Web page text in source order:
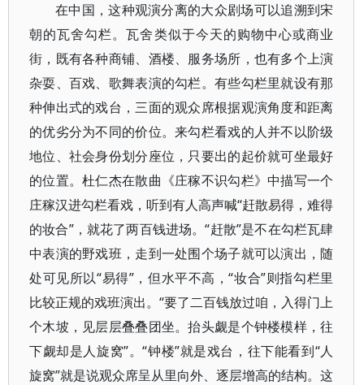
在中国，这种观演分离的大众剧场可以追溯到宋
朝的瓦舍勾栏。瓦舍类似于今天的购物中心或商业
街，既有各种商铺、酒楼、服务场所，也有多个上演
杂耍、百戏、歌舞表演的勾栏。有些勾栏里就设有那
种伸出式的戏台，三面的观众席根据观演角度和距离
的优劣分为不同的价位。来勾栏看戏的人并不以阶级
地位、社会身份划分座位，只要出的起价就可坐最好
的位置。杜仁杰在散曲《庄稼不识勾栏》中描写一个
庄稼汉进勾栏看戏，听到有人高声喊“赶散易得，难得
的妆合”，就花了两百钱进场。“赶散”是不在勾栏瓦肆
中表演的野戏班，走到一处围个场子就可以演出，随
处可见所以“易得”，但水平不高，“妆合”则指勾栏里
比较正规的戏班演出。“要了二百钱放过咱，入得门上
个木坡，见层层叠叠团坐。抬头觑是个钟楼模样，往
下觑却是人旋窝”。“钟楼”就是戏台，往下能看到“人
旋窝”就是说观众席呈从里向外、逐层增高的结构。这